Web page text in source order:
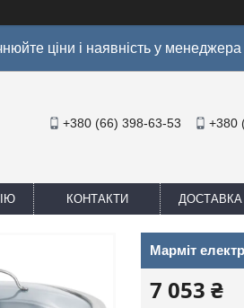
ціни і наявність у
+380 (66) 398-63-53 +380
КОНТАКТИ
Марміт
7 053 ₴